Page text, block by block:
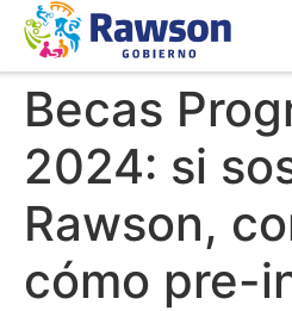
Becas
2024: si
Rawson,
cómo pre-